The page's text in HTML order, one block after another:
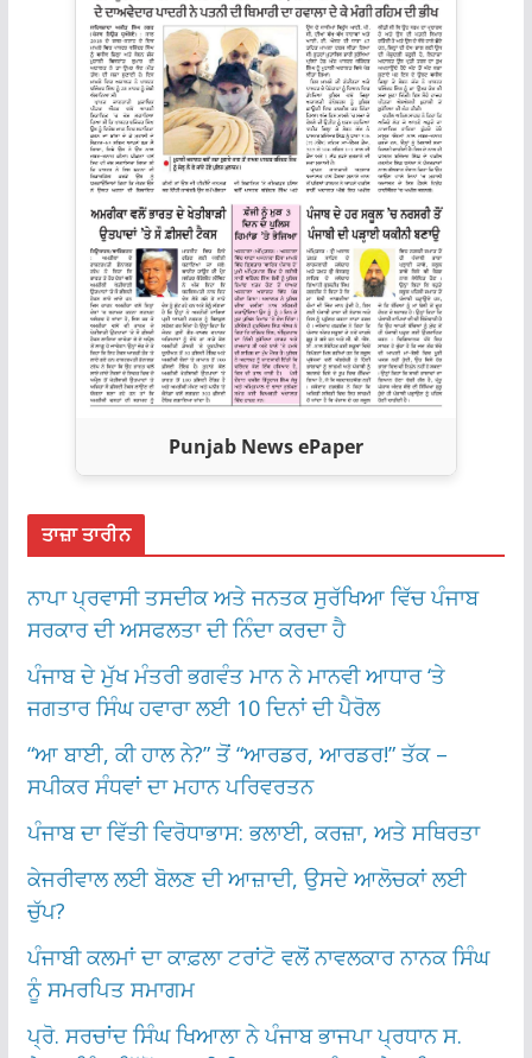
Punjab News ePaper
ਤਾਜ਼ਾ ਤਾਰੀਨ
ਨਾਪਾ ਪ੍ਰਵਾਸੀ ਤਸਦੀਕ ਅਤੇ ਜਨਤਕ ਸੁਰੱਖਿਆ ਵਿੱਚ ਪੰਜਾਬ
ਸਰਕਾਰ ਦੀ ਅਸਫਲਤਾ ਦੀ ਨਿੰਦਾ ਕਰਦਾ ਹੈ
ਪੰਜਾਬ ਦੇ ਮੁੱਖ ਮੰਤਰੀ ਭਗਵੰਤ ਮਾਨ ਨੇ ਮਾਨਵੀ ਆਧਾਰ ‘ਤੇ
ਜਗਤਾਰ ਸਿੰਘ ਹਵਾਰਾ ਲਈ 10 ਦਿਨਾਂ ਦੀ ਪੈਰੋਲ
“ਆ ਬਾਈ, ਕੀ ਹਾਲ ਨੇ?” ਤੋਂ “ਆਰਡਰ, ਆਰਡਰ!” ਤੱਕ –
ਸਪੀਕਰ ਸੰਧਵਾਂ ਦਾ ਮਹਾਨ ਪਰਿਵਰਤਨ
ਪੰਜਾਬ ਦਾ ਵਿੱਤੀ ਵਿਰੋਧਾਭਾਸ: ਭਲਾਈ, ਕਰਜ਼ਾ, ਅਤੇ ਸਥਿਰਤਾ
ਕੇਜਰੀਵਾਲ ਲਈ ਬੋਲਣ ਦੀ ਆਜ਼ਾਦੀ, ਉਸਦੇ ਆਲੋਚਕਾਂ ਲਈ
ਚੁੱਪ?
ਪੰਜਾਬੀ ਕਲਮਾਂ ਦਾ ਕਾਫ਼ਲਾ ਟਰਾਂਟੋ ਵਲੋਂ ਨਾਵਲਕਾਰ ਨਾਨਕ ਸਿੰਘ
ਨੂੰ ਸਮਰਪਿਤ ਸਮਾਗਮ
ਪ੍ਰੋ. ਸਰਚਾਂਦ ਸਿੰਘ ਖਿਆਲਾ ਨੇ ਪੰਜਾਬ ਭਾਜਪਾ ਪ੍ਰਧਾਨ ਸ.